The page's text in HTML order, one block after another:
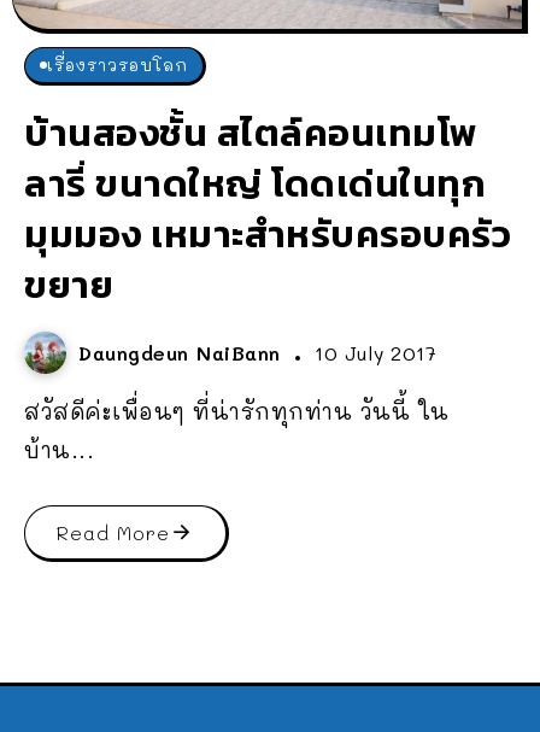
เรื่องราวรอบโลก
บ้านสองชั้น สไตล์คอนเทมโพ
ลารี่ ขนาดใหญ่ โดดเด่นในทุก
มุมมอง เหมาะสำหรับครอบครัว
ขยาย
Daungdeun NaiBann 10 July 2017
สวัสดีค่ะเพื่อนๆ ที่น่ารักทุกท่าน วันนี้ ใน
บ้าน...
Read More